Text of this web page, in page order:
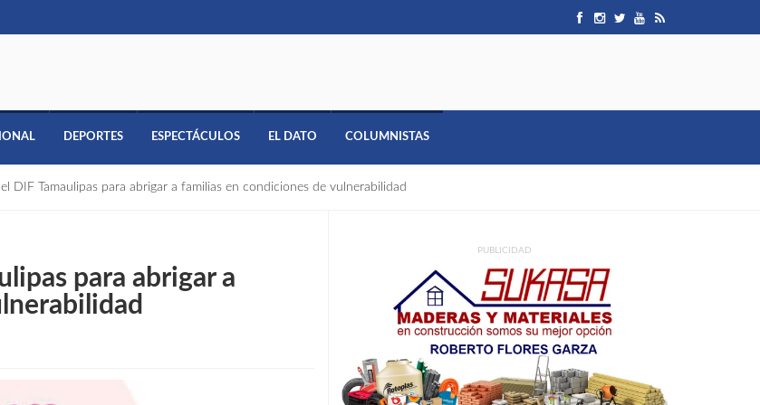
DEPORTES ESPECTÁCULOS EL DATO COLUMNISTAS
DIF Tamaulipas para abrigar a familias en condiciones de vulnerabilidad
para abrigar a
PUBLICIDAD